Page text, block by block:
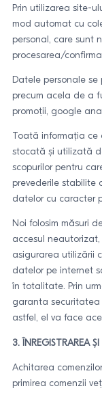
Prin utilizarea site-
mod automat cu
personal, care sunt
procesarea/
Datele personale
precum acela de a
promoții, google
Toată informația
stocată și utilizată
scopurilor pentru
prevederile stabilite
datelor cu caracter
Noi folosim măsuri
accesul
asigurarea utilizării
datelor pe internet
în totalitate. Prin
garanta securitatea
astfel, el va face
3. ÎNREGISTRAREA
Achitarea
primirea comenzii